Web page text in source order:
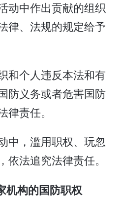
中作出贡献的组织
律、法规的规定给予
个人违反本法和有
防义务或者危害国防
责任。
中，滥用职权、玩忽
法追究法律责任。
构的国防职权